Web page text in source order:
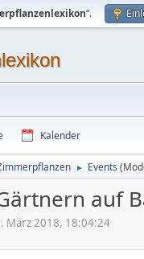
“.
Kalender
► Events
auf
März 2018, 18:04:24